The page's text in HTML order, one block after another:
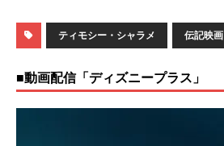
ティモシー・シャラメ 伝記映画
■動画配信「ディズニープラス」